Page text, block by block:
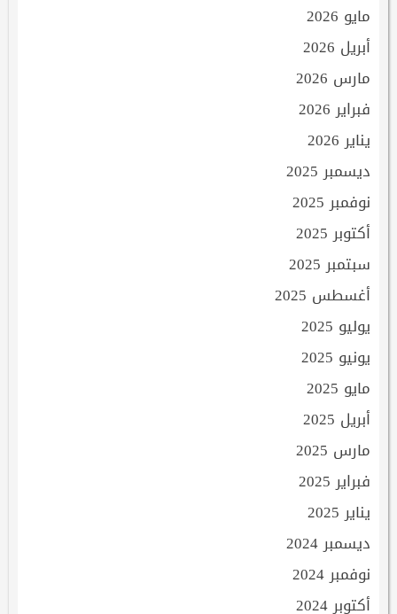
مايو 2026
أبريل 2026
مارس 2026
فبراير 2026
يناير 2026
ديسمبر 2025
نوفمبر 2025
أكتوبر 2025
سبتمبر 2025
أغسطس 2025
يوليو 2025
يونيو 2025
مايو 2025
أبريل 2025
مارس 2025
فبراير 2025
يناير 2025
ديسمبر 2024
نوفمبر 2024
أكتوبر 2024